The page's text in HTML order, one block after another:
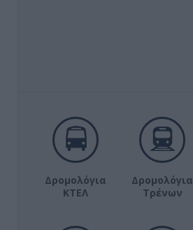
Δρομολόγια
ΚΤΕΛ
Δρομολόγια
Τρένων